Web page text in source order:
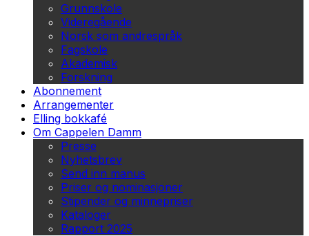
Grunnskole
Videregående
Norsk som andrespråk
Fagskole
Akademisk
Forskning
Abonnement
Arrangementer
Elling bokkafé
Om Cappelen Damm
Presse
Nyhetsbrev
Send inn manus
Priser og nominasjoner
Stipender og minnepriser
Kataloger
Rapport 2025